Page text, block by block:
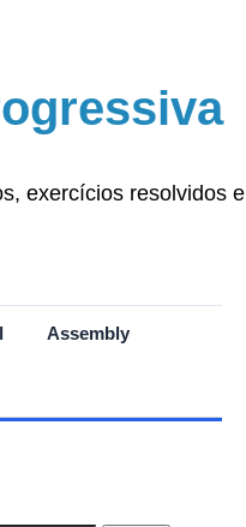
exercícios resolvidos e
Assembly